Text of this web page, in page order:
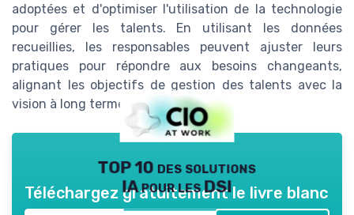
adoptées et d'optimiser l'utilisation de la technologie
pour gérer les talents. En utilisant les données
recueillies, les responsables peuvent ajuster leurs
pratiques pour répondre aux besoins changeants,
alignant les objectifs de gestion des talents avec la
vision à long terme de l'entreprise.
TOP 10 des solutions
IA pour les DSI
Téléchargez gratuitement le livre blanc